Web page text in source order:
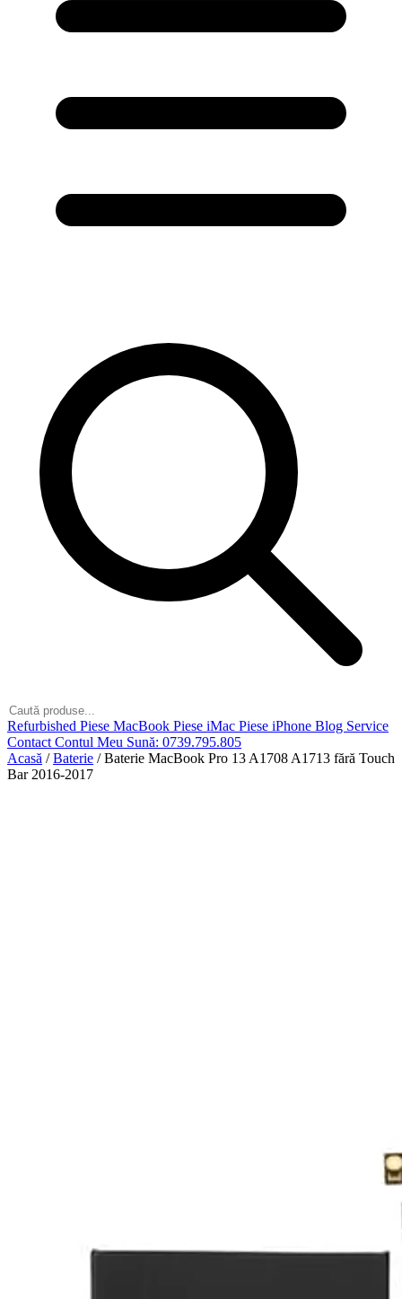
Refurbished Piese MacBook Piese iMac Piese iPhone Blog Service
Contact Contul Meu Sună: 0739.795.805
Acasă / Baterie / Baterie MacBook Pro 13 A1708 A1713 fără Touch
Bar 2016-2017